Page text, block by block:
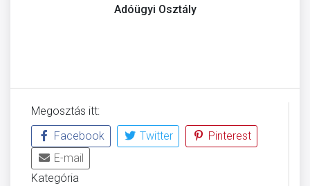
Adóügyi Osztály
Megosztás itt:
Facebook
Twitter
Pinterest
E-mail
Kategória